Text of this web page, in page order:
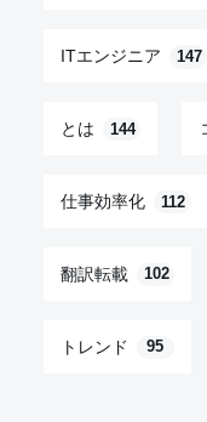
ITエンジニア 147
とは 144
仕事効率化 112
翻訳転載 102
トレンド 95